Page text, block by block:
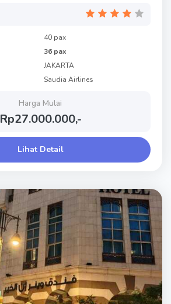
40 pax
36 pax
JAKARTA
Saudia Airlines
Harga Mulai
Rp27.000.000,-
Lihat Detail